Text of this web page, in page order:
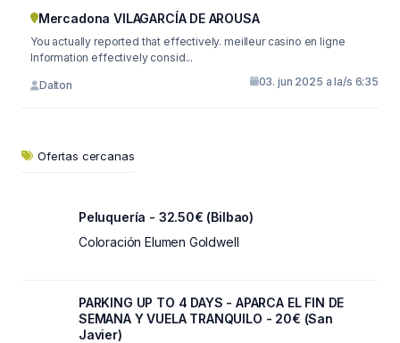
Mercadona VILAGARCÍA DE AROUSA
You actually reported that effectively. meilleur casino en ligne
Information effectively consid...
Dalton 03. jun 2025 a la/s 6:35
Ofertas cercanas
Peluquería - 32.50€ (Bilbao)
Coloración Elumen Goldwell
PARKING UP TO 4 DAYS - APARCA EL FIN DE
SEMANA Y VUELA TRANQUILO - 20€ (San
Javier)